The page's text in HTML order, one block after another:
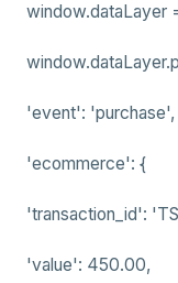
window.dataLayer
'event': 'purchase',
'ecommerce': {
'transaction_id':
'value': 450.00,